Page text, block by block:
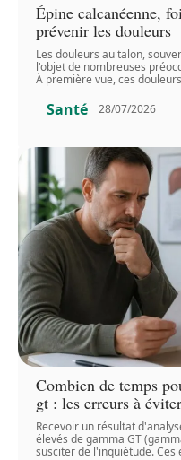
Épine calcanéenne,
prévenir les douleurs
Les douleurs au talon,
l'objet de nombreuses
À première vue, ces douleurs
Santé 28/07/2026
Combien de temps
gt : les erreurs à éviter
Recevoir un résultat
élevés de gamma GT
susciter de l'inquiétude.